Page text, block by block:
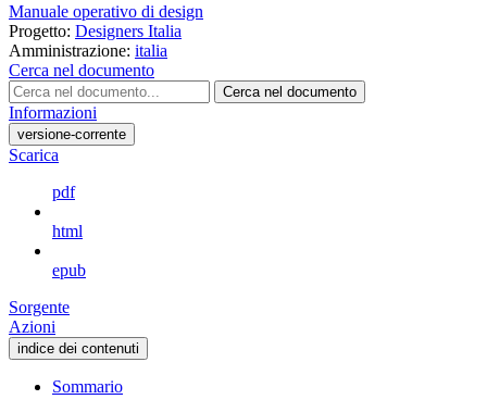
Manuale operativo di design
Progetto: Designers Italia
Amministrazione: italia
Cerca nel documento
Cerca nel documento
Informazioni
versione-corrente
Scarica
pdf
html
epub
Sorgente
Azioni
indice dei contenuti
Sommario